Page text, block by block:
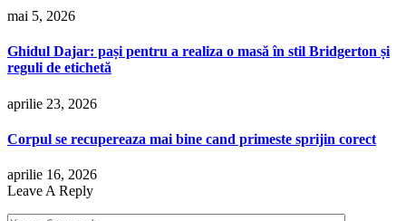
mai 5, 2026
Ghidul Dajar: pași pentru a realiza o masă în stil Bridgerton și
reguli de etichetă
aprilie 23, 2026
Corpul se recupereaza mai bine cand primeste sprijin corect
aprilie 16, 2026
Leave A Reply